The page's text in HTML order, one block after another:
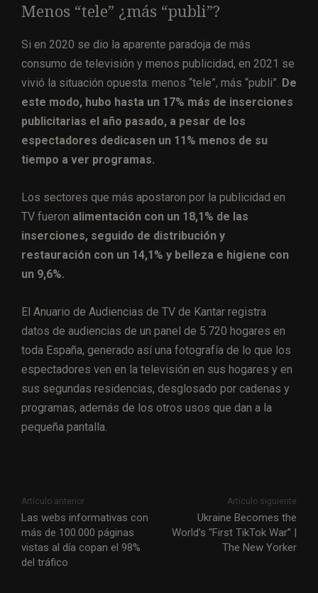
Menos “tele” ¿más “publi”?
Si en 2020 se dio la aparente paradoja de más
consumo de televisión y menos publicidad, en 2021 se
vivió la situación opuesta: menos “tele”, más “publi”. De
este modo, hubo hasta un 17% más de inserciones
publicitarias el año pasado, a pesar de los
espectadores dedicasen un 11% menos de su
tiempo a ver programas.
Los sectores que más apostaron por la publicidad en
TV fueron alimentación con un 18,1% de las
inserciones, seguido de distribución y
restauración con un 14,1% y belleza e higiene con
un 9,6%.
El Anuario de Audiencias de TV de Kantar registra
datos de audiencias de un panel de 5.720 hogares en
toda España, generado así una fotografía de lo que los
espectadores ven en la televisión en sus hogares y en
sus segundas residencias, desglosado por cadenas y
programas, además de los otros usos que dan a la
pequeña pantalla.
Artículo anterior
Las webs informativas con
más de 100.000 páginas
vistas al día copan el 98%
del tráfico
Artículo siguiente
Ukraine Becomes the
World’s “First TikTok War” |
The New Yorker